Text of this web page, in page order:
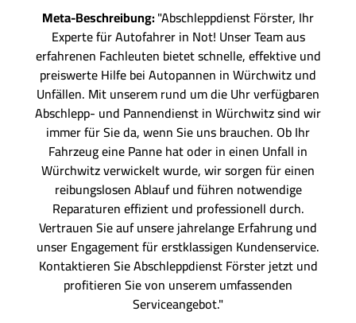
Meta-Beschreibung:"Abschleppdienst Förster, Ihr
Experte für Autofahrer in Not! Unser Team aus
erfahrenen Fachleuten bietet schnelle, effektive und
preiswerte Hilfe bei Autopannen in Würchwitz und
Unfällen. Mit unserem rund um die Uhr verfügbaren
Abschlepp- und Pannendienst in Würchwitz sind wir
immer für Sie da, wenn Sie uns brauchen. Ob Ihr
Fahrzeug eine Panne hat oder in einen Unfall in
Würchwitz verwickelt wurde, wir sorgen für einen
reibungslosen Ablauf und führen notwendige
Reparaturen effizient und professionell durch.
Vertrauen Sie auf unsere jahrelange Erfahrung und
unser Engagement für erstklassigen Kundenservice.
Kontaktieren Sie Abschleppdienst Förster jetzt und
profitieren Sie von unserem umfassenden
Serviceangebot."